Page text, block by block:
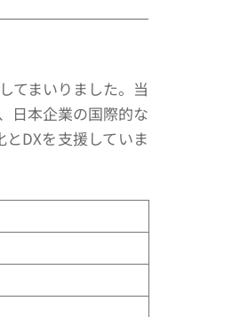
てまいりました。当
日本企業の国際的な
DXを支援していま